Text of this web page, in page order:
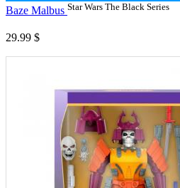
Baze Malbus Star Wars The Black Series
29.99 $